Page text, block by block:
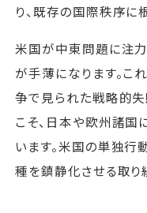
り、既存の国際秩序に
米国が中東問題に注
が手薄になります。こ
争で見られた戦略的失
こそ、日本や欧州諸
います。米国の単独行
種を鎮静化させる取り